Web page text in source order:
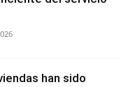
han sido